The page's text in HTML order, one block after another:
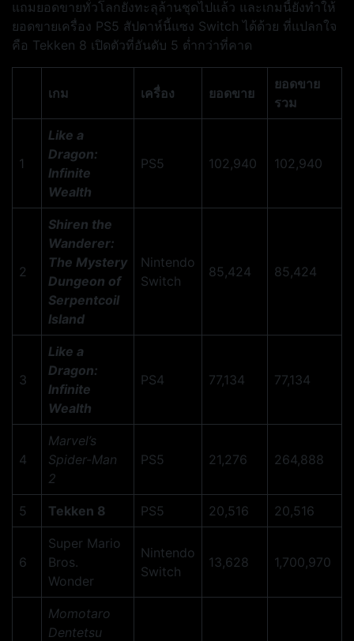
แถมยอดขายทั่วโลกยังทะลุล้านชุดไปแล้ว และเกมนี้ยังทำให้
ยอดขายเครื่อง PS5 สัปดาห์นี้แซง Switch ได้ด้วย ที่แปลกใจ
คือ Tekken 8 เปิดตัวที่อันดับ 5 ต่ำกว่าที่คาด
เกม เครื่อง ยอดขาย
ยอดขาย
รวม
1
Like a
Dragon:
Infinite
Wealth
PS5 102,940 102,940
2
Shiren the
Wanderer:
The Mystery
Dungeon of
Serpentcoil
Island
Nintendo
Switch
85,424 85,424
3
Like a
Dragon:
Infinite
Wealth
PS4 77,134 77,134
4
Marvel’s
Spider-Man
2
PS5 21,276 264,888
5 Tekken 8 PS5 20,516 20,516
6
Super Mario
Bros.
Wonder
Nintendo
Switch
13,628 1,700,970
Momotaro
Dentetsu